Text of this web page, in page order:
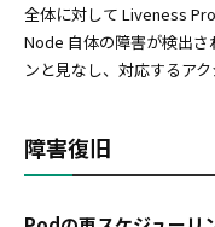
全体に対して Liveness
Node 自体の障害が検出
ンと見なし、対応するアク
障害復旧